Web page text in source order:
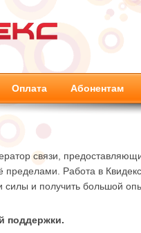
Оплата Абонентам
связи,
Работа в
силы и получить большой
поддержки.